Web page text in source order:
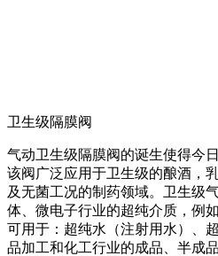
卫生级隔膜阀
气动卫生级隔膜阀的诞生使得今
该阀广泛应用于卫生级的酿酒，
及无菌工况的制药领域。卫生级
体、微电子行业的超纯介质，例
可用于：超纯水（注射用水）、
品加工和化工行业的成品、半成